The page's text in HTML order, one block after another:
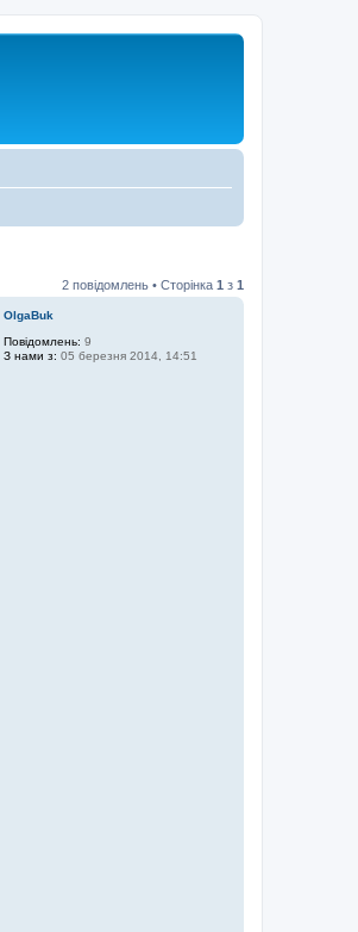
2 повідомлень • Сторінка 1 з 1
OlgaBuk
Повідомлень: 9
З нами з: 05 березня 2014, 14:51